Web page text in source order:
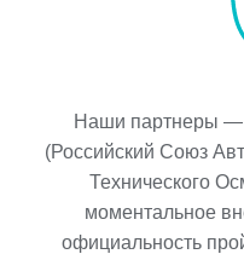
Наши партнеры —
(Российский Союз
Технического
моментальное
официальность